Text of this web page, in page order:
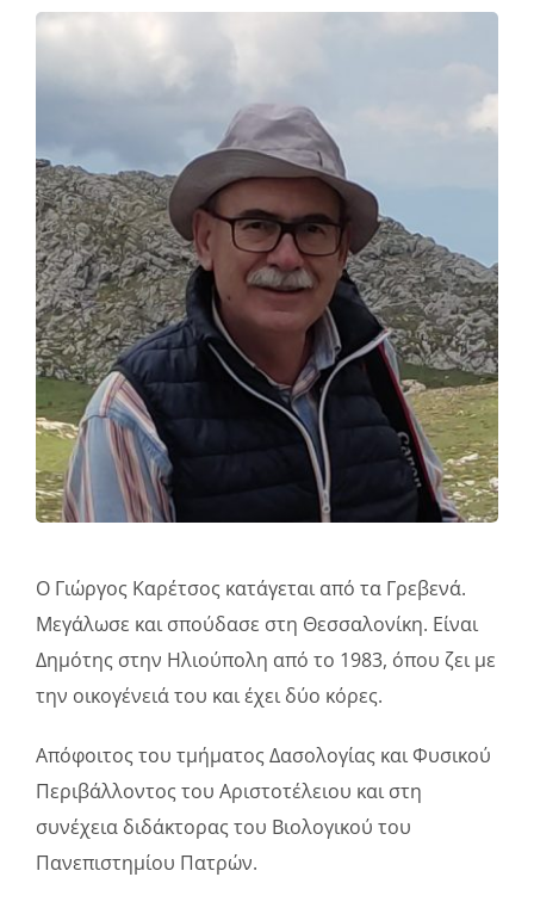
Φάκελοι
Νέα – Ανακοινώσεις
Αναζήτηση
για:
Πολιτική Απορρήτου
Ο Γιώργος Καρέτσος κατάγεται από τα Γρεβενά.
Μεγάλωσε και σπούδασε στη Θεσσαλονίκη. Είναι
Δημότης στην Ηλιούπολη από το 1983, όπου ζει με
την οικογένειά του και έχει δύο κόρες.
Απόφοιτος του τμήματος Δασολογίας και Φυσικού
Περιβάλλοντος του Αριστοτέλειου και στη
συνέχεια διδάκτορας του Βιολογικού του
Πανεπιστημίου Πατρών.